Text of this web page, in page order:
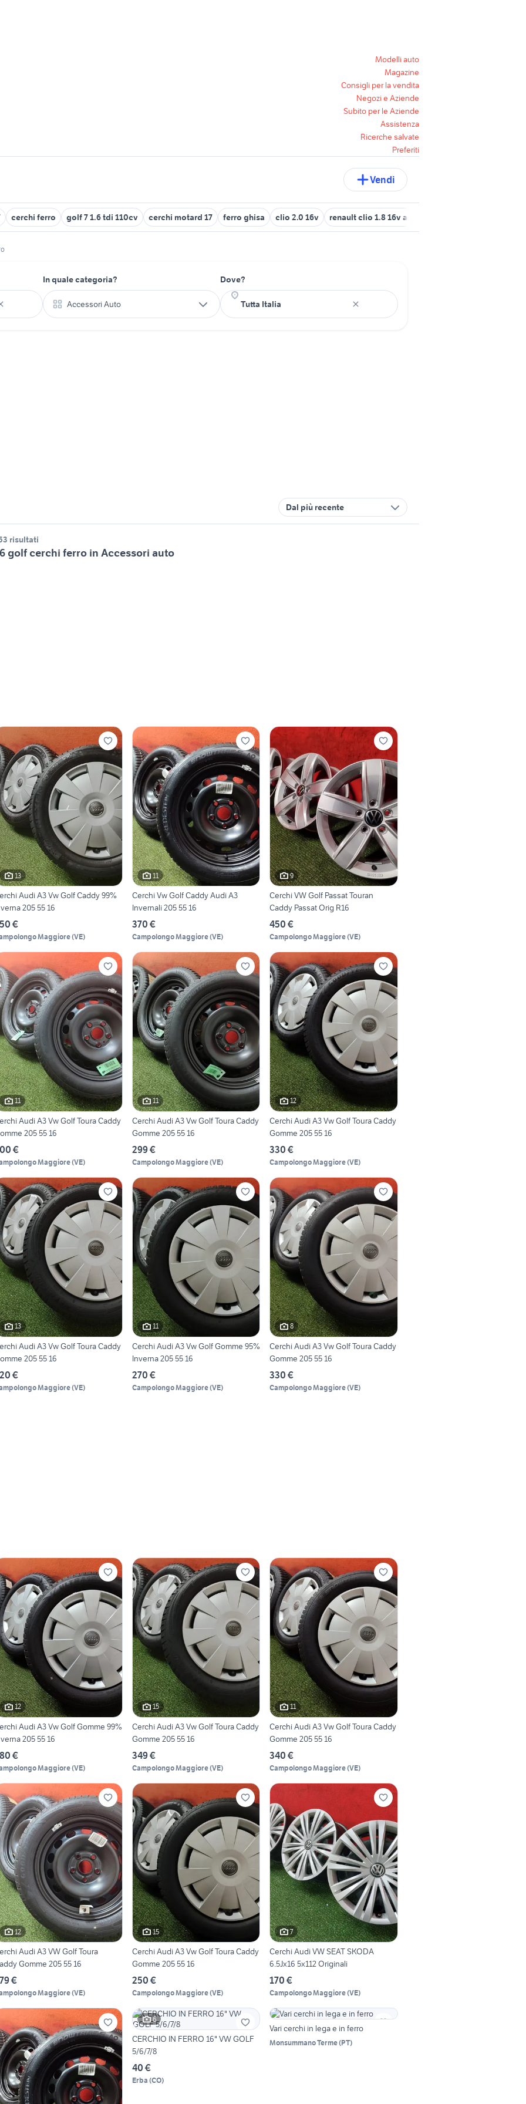
Modelli auto
Magazine
Consigli per la vendita
Negozi e Aziende
Subito per le Aziende
Assistenza
Ricerche salvate
Preferiti
Vendi
cerchi ferro golf 7 1.6 tdi 110cv cerchi motard 17 ferro ghisa clio 2.0 16v renault clio 1.8 16v auto
In quale categoria?
Accessori Auto
Dove?
Dal più recente
risultati
golf cerchi ferro in Accessori auto
13
Audi A3 Vw Golf Caddy 99%
205 55 16
€
Maggiore(VE)
11
Cerchi Vw Golf Caddy Audi A3
Invernali 205 55 16
370 €
Campolongo Maggiore(VE)
9
Cerchi VW Golf Passat Touran
Caddy Passat Orig R16
450 €
Campolongo Maggiore(VE)
11
Audi A3 Vw Golf Toura Caddy
205 55 16
€
Maggiore(VE)
11
Cerchi Audi A3 Vw Golf Toura Caddy
Gomme 205 55 16
299 €
Campolongo Maggiore(VE)
12
Cerchi Audi A3 Vw Golf Toura Caddy
Gomme 205 55 16
330 €
Campolongo Maggiore(VE)
13
Audi A3 Vw Golf Toura Caddy
205 55 16
€
Maggiore(VE)
11
Cerchi Audi A3 Vw Golf Gomme 95%
Inverna 205 55 16
270 €
Campolongo Maggiore(VE)
8
Cerchi Audi A3 Vw Golf Toura Caddy
Gomme 205 55 16
330 €
Campolongo Maggiore(VE)
12
Audi A3 Vw Golf Gomme 99%
205 55 16
€
Maggiore(VE)
15
Cerchi Audi A3 Vw Golf Toura Caddy
Gomme 205 55 16
349 €
Campolongo Maggiore(VE)
11
Cerchi Audi A3 Vw Golf Toura Caddy
Gomme 205 55 16
340 €
Campolongo Maggiore(VE)
12
Audi A3 VW Golf Toura
Gomme 205 55 16
€
Maggiore(VE)
15
Cerchi Audi A3 Vw Golf Toura Caddy
Gomme 205 55 16
250 €
Campolongo Maggiore(VE)
7
Cerchi Audi VW SEAT SKODA
6.5Jx16 5x112 Originali
170 €
Campolongo Maggiore(VE)
6
CERCHIO IN FERRO 16" VW GOLF
5/6/7/8
40 €
Erba (CO)
Vari cerchi in lega e in ferro
Monsummano Terme(PT)